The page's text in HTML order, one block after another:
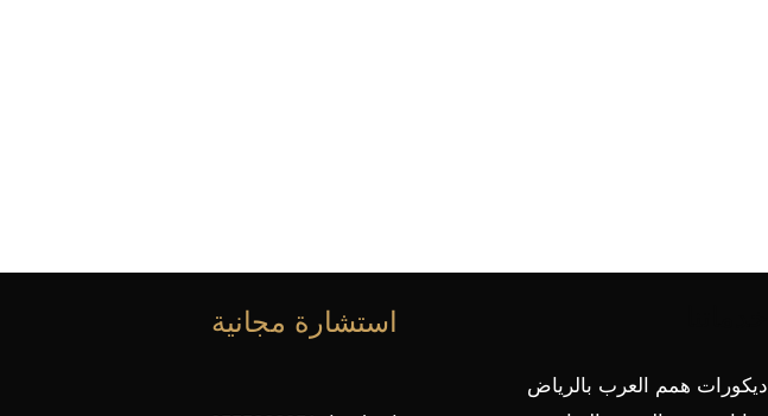
ديكورات همم العرب بالرياض
استشارة مجانية